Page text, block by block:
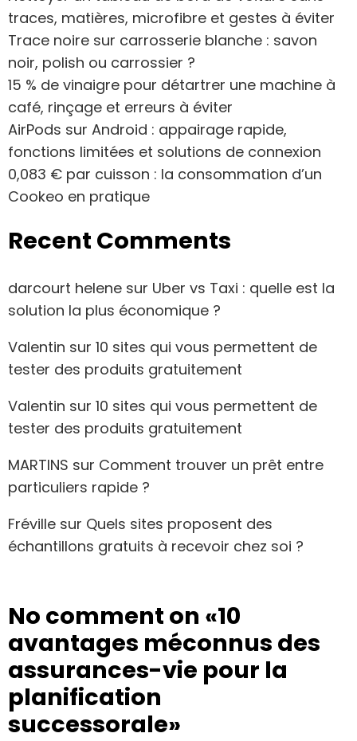
traces, matières, microfibre et gestes à éviter
Trace noire sur carrosserie blanche : savon
noir, polish ou carrossier ?
15 % de vinaigre pour détartrer une machine à
café, rinçage et erreurs à éviter
AirPods sur Android : appairage rapide,
fonctions limitées et solutions de connexion
0,083 € par cuisson : la consommation d’un
Cookeo en pratique
Recent Comments
darcourt helene sur Uber vs Taxi : quelle est la
solution la plus économique ?
Valentin sur 10 sites qui vous permettent de
tester des produits gratuitement
Valentin sur 10 sites qui vous permettent de
tester des produits gratuitement
MARTINS sur Comment trouver un prêt entre
particuliers rapide ?
Fréville sur Quels sites proposent des
échantillons gratuits à recevoir chez soi ?
No comment on «10
avantages méconnus des
assurances-vie pour la
planification
successorale»